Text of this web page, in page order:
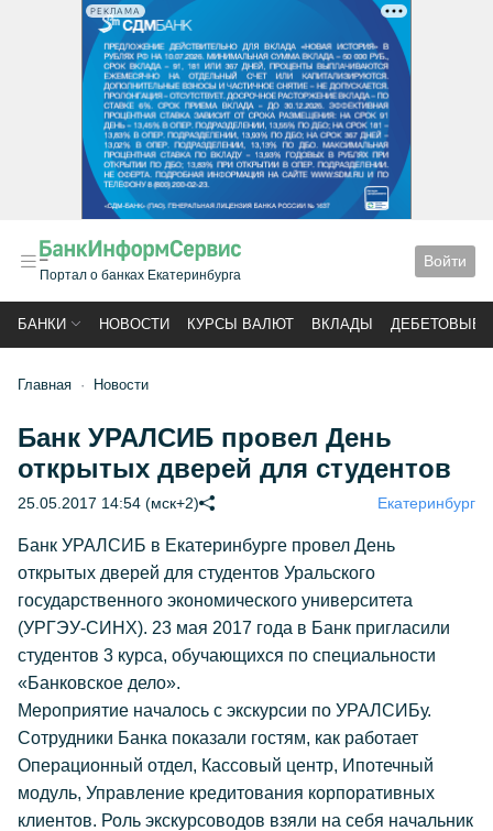
РЕКЛАМА
Портал о банках Екатеринбурга
Войти
БАНКИ НОВОСТИ КУРСЫ ВАЛЮТ ВКЛАДЫ ДЕБЕТОВЫЕ
Главная Новости
Банк УРАЛСИБ провел День
открытых дверей для студентов
25.05.2017 14:54 (мск+2) Екатеринбург
Банк УРАЛСИБ в Екатеринбурге провел День
открытых дверей для студентов Уральского
государственного экономического университета
(УРГЭУ-СИНХ). 23 мая 2017 года в Банк пригласили
студентов 3 курса, обучающихся по специальности
«Банковское дело».
Мероприятие началось с экскурсии по УРАЛСИБу.
Сотрудники Банка показали гостям, как работает
Операционный отдел, Кассовый центр, Ипотечный
модуль, Управление кредитования корпоративных
клиентов. Роль экскурсоводов взяли на себя начальник